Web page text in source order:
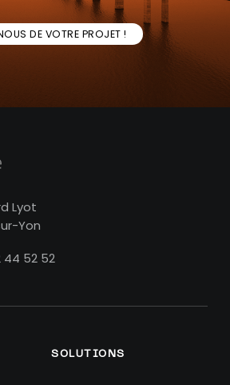
DE VOTRE PROJET !
Lyot
Yon
44 52 52
SOLUTIONS